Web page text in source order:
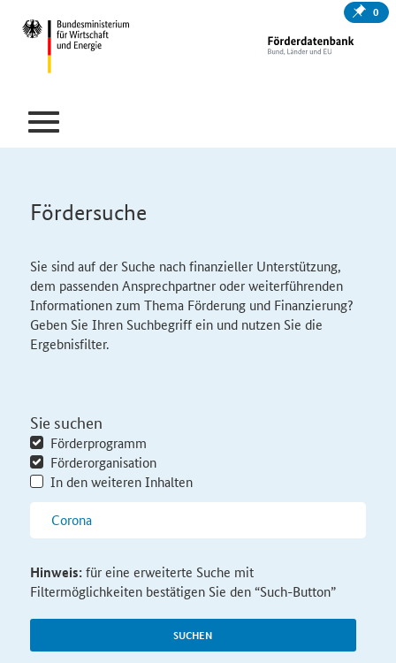
0
Fördersuche
Sie sind auf der Suche nach finanzieller Unterstützung,
dem passenden Ansprechpartner oder weiterführenden
Informationen zum Thema Förderung und Finanzierung?
Geben Sie Ihren Suchbegriff ein und nutzen Sie die
Ergebnisfilter.
Sie suchen
Förderprogramm
Förderorganisation
In den weiteren Inhalten
SUCHEN
Hinweis:für eine erweiterte Suche mit
Filtermöglichkeiten bestätigen Sie den “Such-Button”